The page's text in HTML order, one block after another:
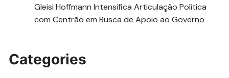
Gleisi Hoffmann Intensifica Articulação Política
com Centrão em Busca de Apoio ao Governo
Categories